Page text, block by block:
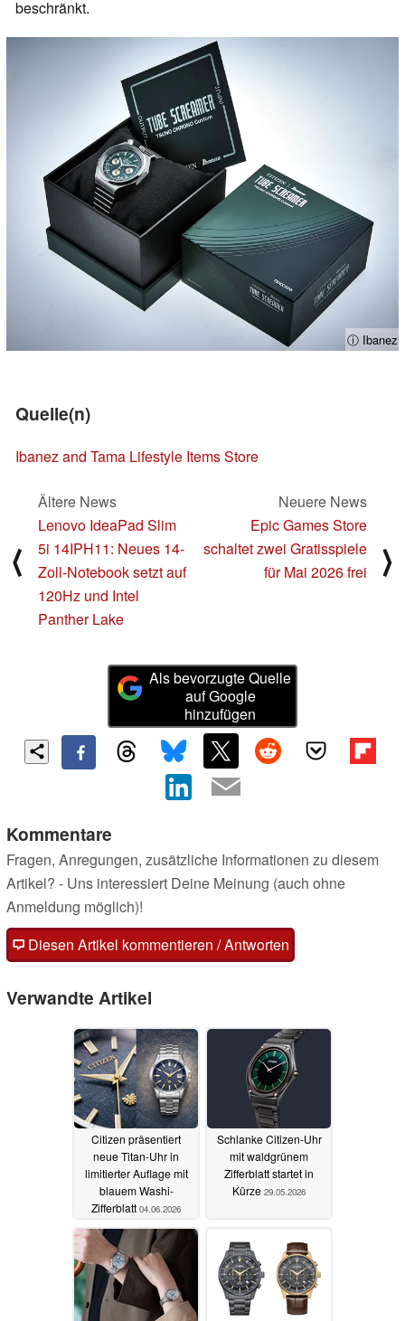
beschränkt.
ⓘ Ibanez
Quelle(n)
Ibanez and Tama Lifestyle Items Store
⟨
Ältere News
Lenovo IdeaPad Slim
5i 14IPH11: Neues 14-
Zoll-Notebook setzt auf
120Hz und Intel
Panther Lake
Neuere News
Epic Games Store
schaltet zwei Gratisspiele
für Mai 2026 frei
⟩
Als bevorzugte Quelle
auf Google
hinzufügen
Kommentare
Fragen, Anregungen, zusätzliche Informationen zu diesem
Artikel? - Uns interessiert Deine Meinung (auch ohne
Anmeldung möglich)!
Diesen Artikel kommentieren / Antworten
Verwandte Artikel
Citizen präsentiert
neue Titan-Uhr in
limitierter Auflage mit
blauem Washi-
Zifferblatt 04.06.2026
Schlanke Citizen-Uhr
mit waldgrünem
Zifferblatt startet in
Kürze 29.05.2026